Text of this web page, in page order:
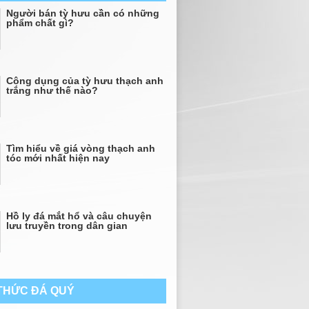
Người bán tỳ hưu cần có những
phẩm chất gì?
Công dụng của tỳ hưu thạch anh
trắng như thế nào?
Tìm hiểu về giá vòng thạch anh
tóc mới nhất hiện nay
Hồ ly đá mắt hổ và câu chuyện
lưu truyền trong dân gian
ĐÁ QUÝ